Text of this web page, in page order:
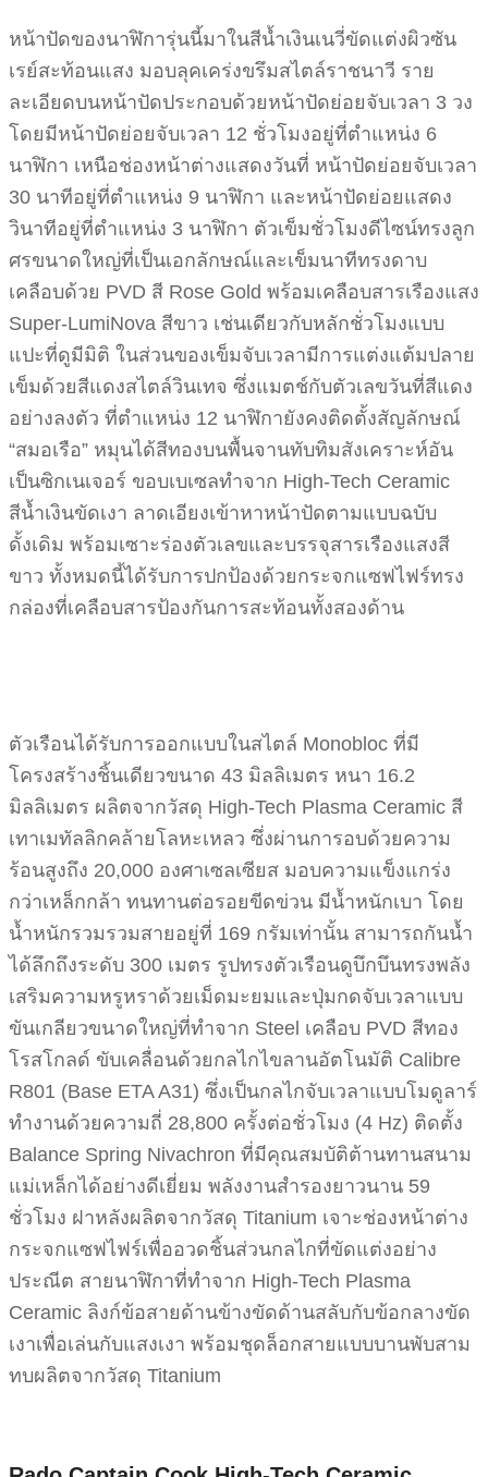
หน้าปัดของนาฬิการุ่นนี้มาในสีน้ำเงินเนวี่ขัดแต่งผิวซัน
เรย์สะท้อนแสง มอบลุคเคร่งขรึมสไตล์ราชนาวี ราย
ละเอียดบนหน้าปัดประกอบด้วยหน้าปัดย่อยจับเวลา 3 วง
โดยมีหน้าปัดย่อยจับเวลา 12 ชั่วโมงอยู่ที่ตำแหน่ง 6
นาฬิกา เหนือช่องหน้าต่างแสดงวันที่ หน้าปัดย่อยจับเวลา
30 นาทีอยู่ที่ตำแหน่ง 9 นาฬิกา และหน้าปัดย่อยแสดง
วินาทีอยู่ที่ตำแหน่ง 3 นาฬิกา ตัวเข็มชั่วโมงดีไซน์ทรงลูก
ศรขนาดใหญ่ที่เป็นเอกลักษณ์และเข็มนาทีทรงดาบ
เคลือบด้วย PVD สี Rose Gold พร้อมเคลือบสารเรืองแสง
Super-LumiNova สีขาว เช่นเดียวกับหลักชั่วโมงแบบ
แปะที่ดูมีมิติ ในส่วนของเข็มจับเวลามีการแต่งแต้มปลาย
เข็มด้วยสีแดงสไตล์วินเทจ ซึ่งแมตช์กับตัวเลขวันที่สีแดง
อย่างลงตัว ที่ตำแหน่ง 12 นาฬิกายังคงติดตั้งสัญลักษณ์
“สมอเรือ” หมุนได้สีทองบนพื้นจานทับทิมสังเคราะห์อัน
เป็นซิกเนเจอร์ ขอบเบเซลทำจาก High-Tech Ceramic
สีน้ำเงินขัดเงา ลาดเอียงเข้าหาหน้าปัดตามแบบฉบับ
ดั้งเดิม พร้อมเซาะร่องตัวเลขและบรรจุสารเรืองแสงสี
ขาว ทั้งหมดนี้ได้รับการปกป้องด้วยกระจกแซฟไฟร์ทรง
กล่องที่เคลือบสารป้องกันการสะท้อนทั้งสองด้าน
ตัวเรือนได้รับการออกแบบในสไตล์ Monobloc ที่มี
โครงสร้างชิ้นเดียวขนาด 43 มิลลิเมตร หนา 16.2
มิลลิเมตร ผลิตจากวัสดุ High-Tech Plasma Ceramic สี
เทาเมทัลลิกคล้ายโลหะเหลว ซึ่งผ่านการอบด้วยความ
ร้อนสูงถึง 20,000 องศาเซลเซียส มอบความแข็งแกร่ง
กว่าเหล็กกล้า ทนทานต่อรอยขีดข่วน มีน้ำหนักเบา โดย
น้ำหนักรวมรวมสายอยู่ที่ 169 กรัมเท่านั้น สามารถกันน้ำ
ได้ลึกถึงระดับ 300 เมตร รูปทรงตัวเรือนดูบึกบึนทรงพลัง
เสริมความหรูหราด้วยเม็ดมะยมและปุ่มกดจับเวลาแบบ
ขันเกลียวขนาดใหญ่ที่ทำจาก Steel เคลือบ PVD สีทอง
โรสโกลด์ ขับเคลื่อนด้วยกลไกไขลานอัตโนมัติ Calibre
R801 (Base ETA A31) ซึ่งเป็นกลไกจับเวลาแบบโมดูลาร์
ทำงานด้วยความถี่ 28,800 ครั้งต่อชั่วโมง (4 Hz) ติดตั้ง
Balance Spring Nivachron ที่มีคุณสมบัติต้านทานสนาม
แม่เหล็กได้อย่างดีเยี่ยม พลังงานสำรองยาวนาน 59
ชั่วโมง ฝาหลังผลิตจากวัสดุ Titanium เจาะช่องหน้าต่าง
กระจกแซฟไฟร์เพื่ออวดชิ้นส่วนกลไกที่ขัดแต่งอย่าง
ประณีต สายนาฬิกาที่ทำจาก High-Tech Plasma
Ceramic ลิงก์ข้อสายด้านข้างขัดด้านสลับกับข้อกลางขัด
เงาเพื่อเล่นกับแสงเงา พร้อมชุดล็อกสายแบบบานพับสาม
ทบผลิตจากวัสดุ Titanium